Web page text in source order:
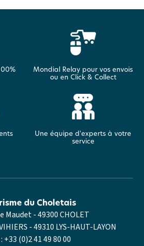
Mondial Relay pour vos envois
ou en Click & Collect
Une équipe d'experts à votre
service
Maudet - 49300 CHOLET
- 49310 LYS-HAUT-LAYON
+33 (0)2 41 49 80 00
du Choletais